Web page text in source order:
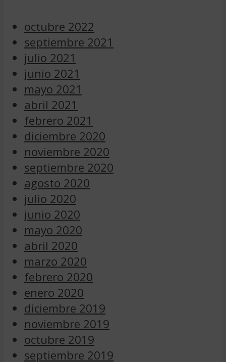
octubre 2022
septiembre 2021
julio 2021
junio 2021
mayo 2021
abril 2021
febrero 2021
diciembre 2020
noviembre 2020
septiembre 2020
agosto 2020
julio 2020
junio 2020
mayo 2020
abril 2020
marzo 2020
febrero 2020
enero 2020
diciembre 2019
noviembre 2019
octubre 2019
septiembre 2019